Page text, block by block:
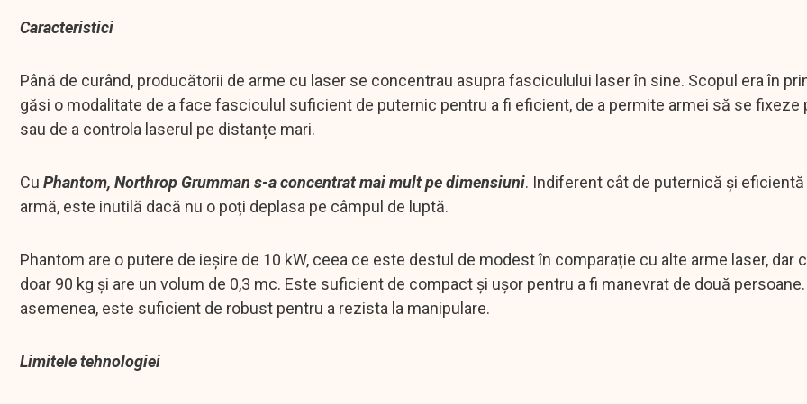
Caracteristici
Până de curând, producătorii de arme cu laser se concentrau asupra fasciculului laser în sine. Scopul era în
găsi o modalitate de a face fasciculul suficient de puternic pentru a fi eficient, de a permite armei să se fixeze
sau de a controla laserul pe distanțe mari.
Cu Phantom, Northrop Grumman s-a concentrat mai mult pe dimensiuni. Indiferent cât de puternică și
armă, este inutilă dacă nu o poți deplasa pe câmpul de luptă.
Phantom are o putere de ieșire de 10 kW, ceea ce este destul de modest în comparație cu alte arme laser, dar
doar 90 kg și are un volum de 0,3 mc. Este suficient de compact și ușor pentru a fi manevrat de două persoane.
asemenea, este suficient de robust pentru a rezista la manipulare.
Limitele tehnologiei